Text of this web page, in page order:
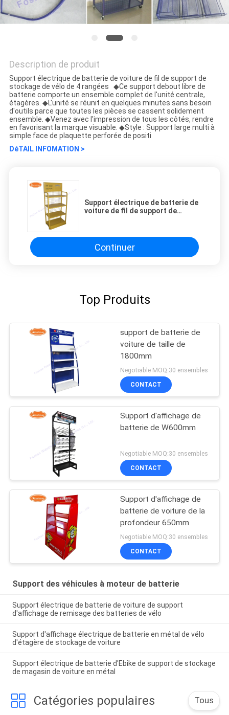
Description de produit
Support électrique de batterie de voiture de fil de support de
stockage de vélo de 4 rangées ◆Ce support debout libre de
batterie comporte un ensemble complet de l'unité centrale,
étagères. ◆L'unité se réunit en quelques minutes sans besoin
d'outils parce que toutes les pièces se cassent solidement
ensemble. ◆Venez avec l'impression de tous les côtés, rendre
en favorisant la marque visuable. ◆Style : Support large multi à
simple face de plaquette perforée de positi
DéTAIL INFOMATION >
Support électrique de batterie de
voiture de fil de support de
Continuer
Top Produits
support de batterie de
voiture de taille de
1800mm
Negotiable MOQ:30 ensembles
CONTACT
Support d'affichage de
batterie de W600mm
Negotiable MOQ:30 ensembles
CONTACT
Support d'affichage de
batterie de voiture de la
profondeur 650mm
Negotiable MOQ:30 ensembles
CONTACT
Support des véhicules à moteur de batterie
Support électrique de batterie de voiture de support
d'affichage de remisage des batteries de vélo
Support d'affichage électrique de batterie en métal de vélo
d'étagère de stockage de voiture
Support électrique de batterie d'Ebike de support de stockage
de magasin de voiture en métal
Catégories populaires Tous